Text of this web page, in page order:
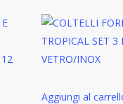
Aggiungi al